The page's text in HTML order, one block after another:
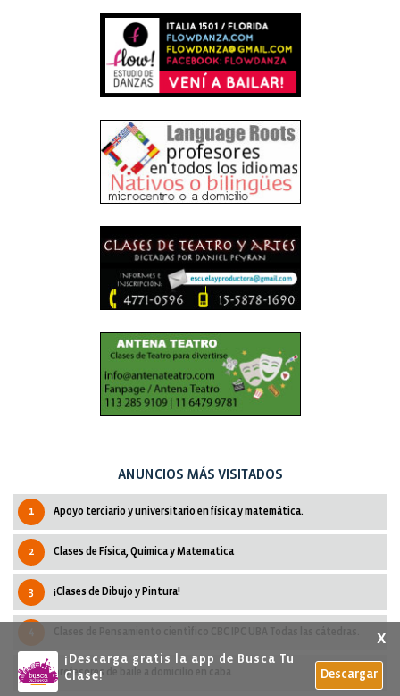
x
¡Descarga gratis la app de Busca Tu
Clase!
Descargar
ANUNCIOS MÁS VISITADOS
1 Apoyo terciario y universitario en física y matemática.
2 Clases de Física, Química y Matematica
3 ¡Clases de Dibujo y Pintura!
4
5 profesores de baile a domicilio en caba